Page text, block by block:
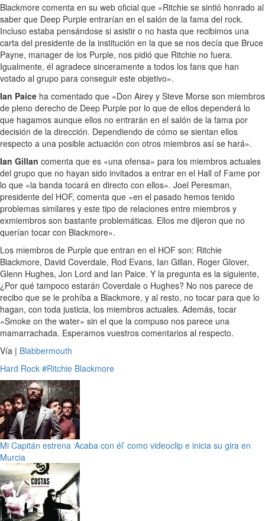
Blackmore comenta en su web oficial que «Ritchie se sintió honrado al
saber que Deep Purple entrarían en el salón de la fama del rock.
Incluso estaba pensándose si asistir o no hasta que recibimos una
carta del presidente de la institución en la que se nos decía que Bruce
Payne, manager de los Purple, nos pidió que Ritchie no fuera.
Igualmente, él agradece sinceramente a todos los fans que han
votado al grupo para conseguir este objetivo».
Ian Paice ha comentado que «Don Airey y Steve Morse son miembros
de pleno derecho de Deep Purple por lo que de ellos dependerá lo
que hagamos aunque ellos no entrarán en el salón de la fama por
decisión de la dirección. Dependiendo de cómo se sientan ellos
respecto a una posible actuación con otros miembros así se hará».
Ian Gillan comenta que es «una ofensa» para los miembros actuales
del grupo que no hayan sido invitados a entrar en el Hall of Fame por
lo que «la banda tocará en directo con ellos». Joel Peresman,
presidente del HOF, comenta que «en el pasado hemos tenido
problemas similares y este tipo de relaciones entre miembros y
exmiembros son bastante problemáticas. Ellos me dijeron que no
querían tocar con Blackmore».
Los miembros de Purple que entran en el HOF son: Ritchie
Blackmore, David Coverdale, Rod Evans, Ian Gillan, Roger Glover,
Glenn Hughes, Jon Lord and Ian Paice. Y la pregunta es la siguiente,
¿Por qué tampoco estarán Coverdale o Hughes? No nos parece de
recibo que se le prohíba a Blackmore, y al resto, no tocar para que lo
hagan, con toda justicia, los miembros actuales. Además, tocar
«Smoke on the water» sin el que la compuso nos parece una
mamarrachada. Esperamos vuestros comentarios al respecto.
Vía | Blabbermouth
Hard Rock #Ritchie Blackmore
Mi Capitán estrena ‘Acaba con él’ como videoclip e inicia su gira en
Murcia